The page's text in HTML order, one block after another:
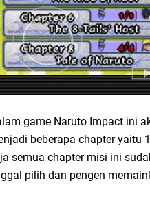
game Naruto Impact ini
beberapa chapter yaitu
semua chapter misi ini
pilih dan pengen